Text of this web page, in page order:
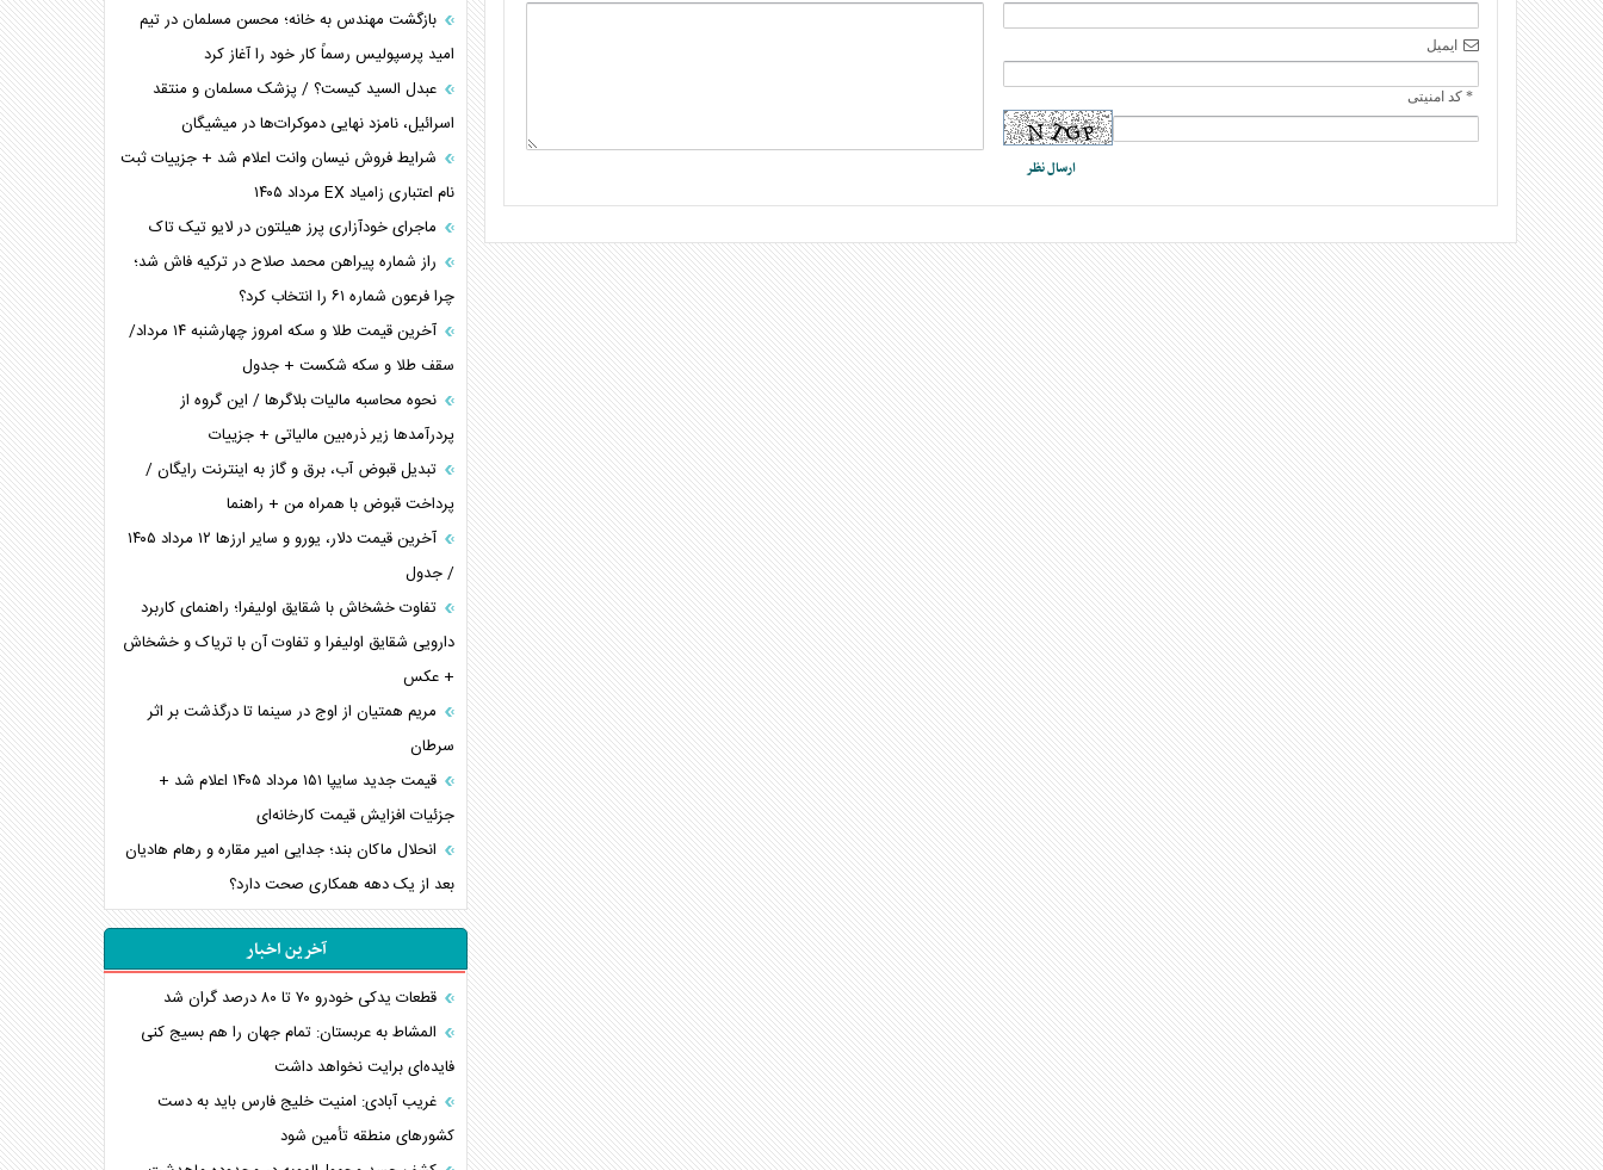
ایمیل
* کد امنیتی
همسویی عربستان با سنتکام علیه متحدان ایران
ترامپ و توهم خلع سلاح حماس
چرا کویت به دنبال شریک امنیتی جدید است؟
بازگشت مهندس به خانه؛ محسن مسلمان در تیم
امید پرسپولیس رسماً کار خود را آغاز کرد
عبدل السید کیست؟ / پزشک مسلمان و منتقد
اسرائیل، نامزد نهایی دموکرات‌ها در میشیگان
شرایط فروش نیسان وانت اعلام شد + جزییات ثبت
نام اعتباری زامیاد EX مرداد ۱۴۰۵
ماجرای خودآزاری پرز هیلتون در لایو تیک تاک
راز شماره پیراهن محمد صلاح در ترکیه فاش شد؛
چرا فرعون شماره ۶۱ را انتخاب کرد؟
آخرین قیمت طلا و سکه امروز چهارشنبه ۱۴ مرداد/
سقف طلا و سکه شکست + جدول
نحوه محاسبه مالیات بلاگر‌ها / این گروه از
پردرآمد‌ها زیر ذره‌بین مالیاتی + جزییات
تبدیل قبوض آب، برق و گاز به اینترنت رایگان /
پرداخت قبوض با همراه من + راهنما
آخرین قیمت دلار، یورو و سایر ارز‌ها ۱۲ مرداد ۱۴۰۵
/ جدول
تفاوت خشخاش با شقایق اولیفرا؛ راهنمای کاربرد
دارویی شقایق اولیفرا و تفاوت آن با تریاک و خشخاش
+ عکس
مریم همتیان از اوج در سینما تا درگذشت بر اثر
سرطان
قیمت جدید سایپا ۱۵۱ مرداد ۱۴۰۵ اعلام شد +
جزئیات افزایش قیمت کارخانه‌ای
انحلال ماکان بند؛ جدایی امیر مقاره و رهام هادیان
بعد از یک دهه همکاری صحت دارد؟
آخرین اخبار
قطعات یدکی خودرو ۷۰ تا ۸۰ درصد گران شد
المشاط به عربستان: تمام جهان را هم بسیج کنی
فایده‌ای برایت نخواهد داشت
غریب آبادی: امنیت خلیج فارس باید به دست
کشورهای منطقه تأمین شود